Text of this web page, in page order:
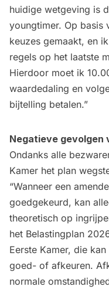
huidige wetgeving is
youngtimer. Op basis
keuzes gemaakt, en
regels op het laatste
Hierdoor moet ik
waardedaling en
bijtelling betalen.”
Negatieve gevolgen
Ondanks alle
Kamer het plan
“Wanneer een
goedgekeurd, kan
theoretisch op
het Belastingplan
Eerste Kamer, die
goed- of afkeuren.
normale